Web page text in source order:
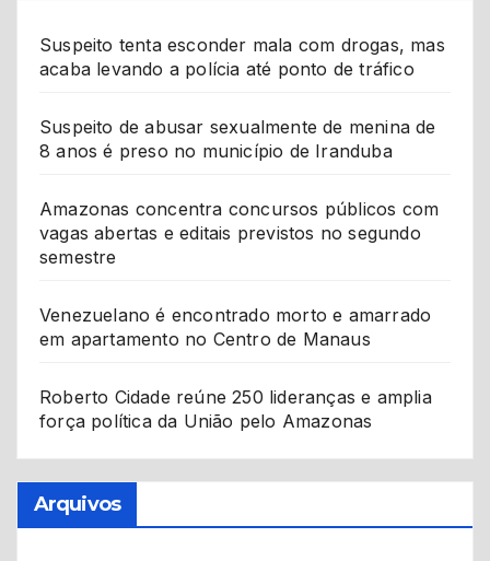
Suspeito tenta esconder mala com drogas, mas
acaba levando a polícia até ponto de tráfico
Suspeito de abusar sexualmente de menina de
8 anos é preso no município de Iranduba
Amazonas concentra concursos públicos com
vagas abertas e editais previstos no segundo
semestre
Venezuelano é encontrado morto e amarrado
em apartamento no Centro de Manaus
Roberto Cidade reúne 250 lideranças e amplia
força política da União pelo Amazonas
Arquivos